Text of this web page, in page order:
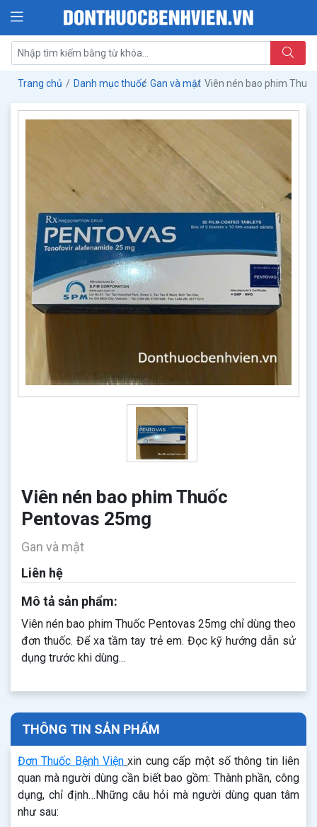
Trang chủ Danh mục thuốc Gan và mật Viên nén bao phim
Viên nén bao phim Thuốc
Pentovas 25mg
Gan và mật
Liên hệ
Mô tả sản phẩm:
Viên nén bao phim Thuốc Pentovas 25mg chỉ dùng theo
đơn thuốc. Để xa tầm tay trẻ em. Đọc kỹ hướng dẫn sử
dụng trước khi dùng...
THÔNG TIN SẢN PHẨM
Đơn Thuốc Bệnh Viện xin cung cấp một số thông tin liên
quan mà người dùng cần biết bao gồm: Thành phần, công
dụng, chỉ định…Những câu hỏi mà người dùng quan tâm
như sau: